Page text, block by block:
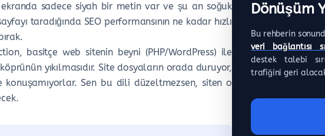
sadece siyah bir metin var ve şu an soğuk
taradığında SEO performansının ne kadar hızlı
basitçe web sitenin beyni (PHP/WordPress) ile
yıkılmasıdır. Site dosyaların orada duruyor,
Sen bu dili düzeltmezsen, siten o
Dönüşüm
Bu rehberin
veri bağlantısı
destek talebi
trafiğini geri